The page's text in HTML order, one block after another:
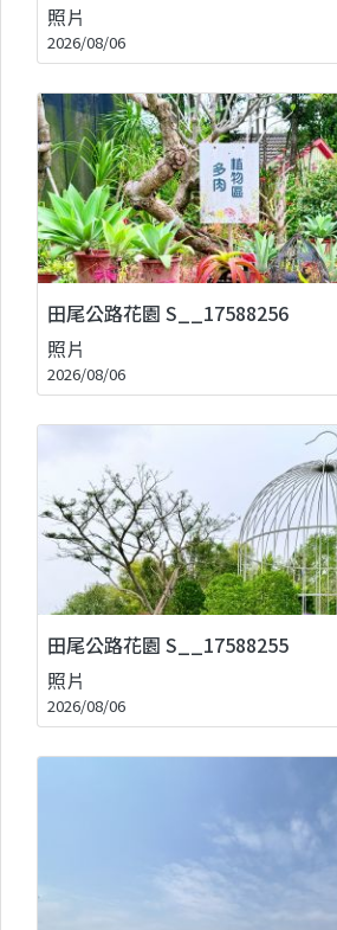
照片
2026/08/06
田尾公路花園 S__17588256
照片
2026/08/06
田尾公路花園 S__17588255
照片
2026/08/06